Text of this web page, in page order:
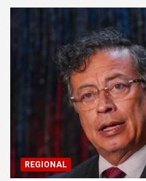
REGIONAL